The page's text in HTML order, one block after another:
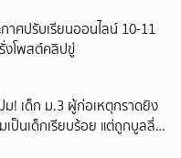
าศปรับเรียนออนไลน์ 10-11
โพสต์คลิปขู่
ม! เด็ก ม.3 ผู้ก่อเหตุกราดยิง
ป็นเด็กเรียบร้อย แต่ถูกบูลลี่
สมกลายเป็นแรงแค้น จนก่อ